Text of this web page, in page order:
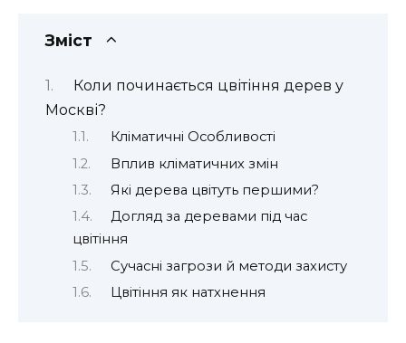
Зміст
Коли починається цвітіння дерев у
Москві?
Кліматичні Особливості
Вплив кліматичних змін
Які дерева цвітуть першими?
Догляд за деревами під час
цвітіння
Сучасні загрози й методи захисту
Цвітіння як натхнення